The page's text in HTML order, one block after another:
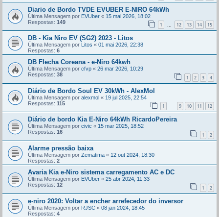
Diario de Bordo TVDE EVUBER E-NIRO 64kWh
Última Mensagem por EVUber « 15 mai 2026, 18:02
Respostas: 149 1 12 13 14 15
DB - Kia Niro EV (SG2) 2023 - Litos
Última Mensagem por Litos « 01 mai 2026, 22:38
Respostas: 6
DB Flecha Coreana - e-Niro 64kwh
Última Mensagem por cfvp « 26 mar 2026, 10:29
Respostas: 38 1 2 3 4
Diário de Bordo Soul EV 30kWh - AlexMol
Última Mensagem por alexmol « 19 jul 2025, 22:54
Respostas: 115 1 9 10 11 12
Diário de bordo Kia E-Niro 64kWh RicardoPereira
Última Mensagem por civic « 15 mar 2025, 18:52
Respostas: 16 1 2
Alarme pressão baixa
Última Mensagem por Zematima « 12 out 2024, 18:30
Respostas: 2
Avaria Kia e-Niro sistema carregamento AC e DC
Última Mensagem por EVUber « 25 abr 2024, 11:33
Respostas: 12 1 2
e-niro 2020: Voltar a encher arrefecedor do inversor
Última Mensagem por RJSC « 08 jan 2024, 18:45
Respostas: 4